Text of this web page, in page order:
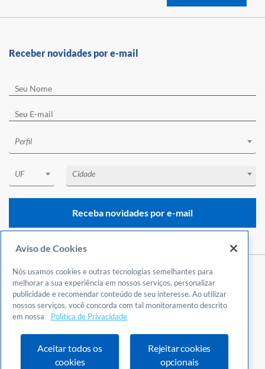
Central de Atendimento
0800 570 0800
24 horas por dia
Fale Conosco
Ouvidoria
Receber novidades por e-mail
Perfil
UF Cidade
Receba novidades por e-mail
Aviso de Cookies
Nós usamos cookies e outras tecnologias semelhantes para
melhorar a sua experiência em nossos serviços, personalizar
publicidade e recomendar conteúdo de seu interesse. Ao utilizar
nossos serviços, você concorda com tal monitoramento descrito
em nossa
Política de Privacidade
Aceitar todos os
cookies
Rejeitar cookies
opcionais